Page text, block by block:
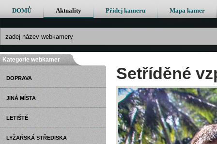
DOMŮ Aktuality Přidej kameru Mapa kamer
Setříděné
Kategorie webkamer
DOPRAVA
JINÁ MÍSTA
LETIŠTĚ
LYŽAŘSKÁ STŘEDISKA